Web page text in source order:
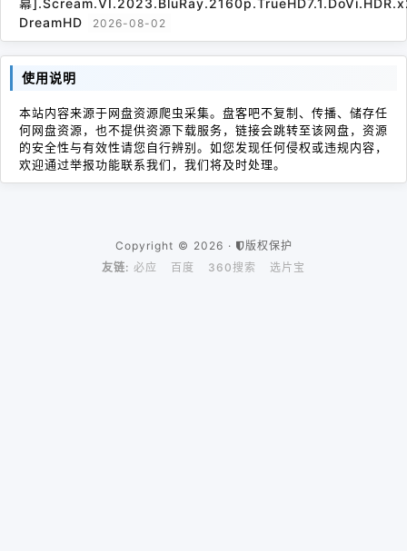
幕
DreamHD
2026-08-02
使用说明
本站内容来源于网盘资源爬虫采集。盘客吧不复制、传播、储存任
何网盘资源，也不提供资源下载服务，链接会跳转至该网盘，资源
的安全性与有效性请您自行辨别。如您发现任何侵权或违规内容，
欢迎通过举报功能联系我们，我们将及时处理。
Copyright © 2026 ·
版权保护
友链: 必应 百度 360搜索 选片宝